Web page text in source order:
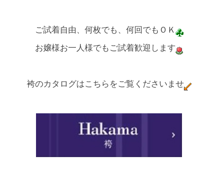
ご試着自由、何枚でも、何回でもＯＫ
お嬢様お一人様でもご試着歓迎します
袴のカタログはこちらをご覧くださいませ